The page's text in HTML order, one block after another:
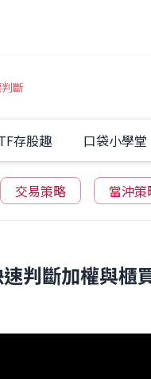
斷
存股趣 口袋小學堂
交易策略 當沖策
判斷加權與櫃